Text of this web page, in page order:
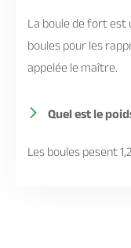
La boule de fort est
boules pour les
appelée le maître.
Quel est le
Les boules pesent